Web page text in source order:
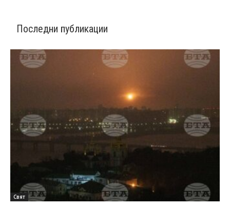
Последни публикации
Свят